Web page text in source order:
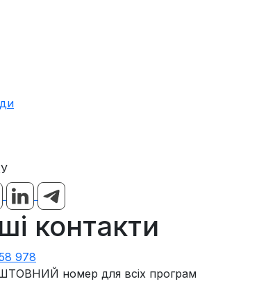
контакти
978
номер для всіх програм